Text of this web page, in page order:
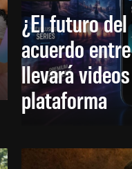
¿El futuro
acuerdo
llevará
plataforma